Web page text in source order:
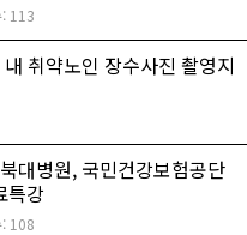
113
취약노인 장수사진 촬영지
대병원, 국민건강보험공단
특강
108